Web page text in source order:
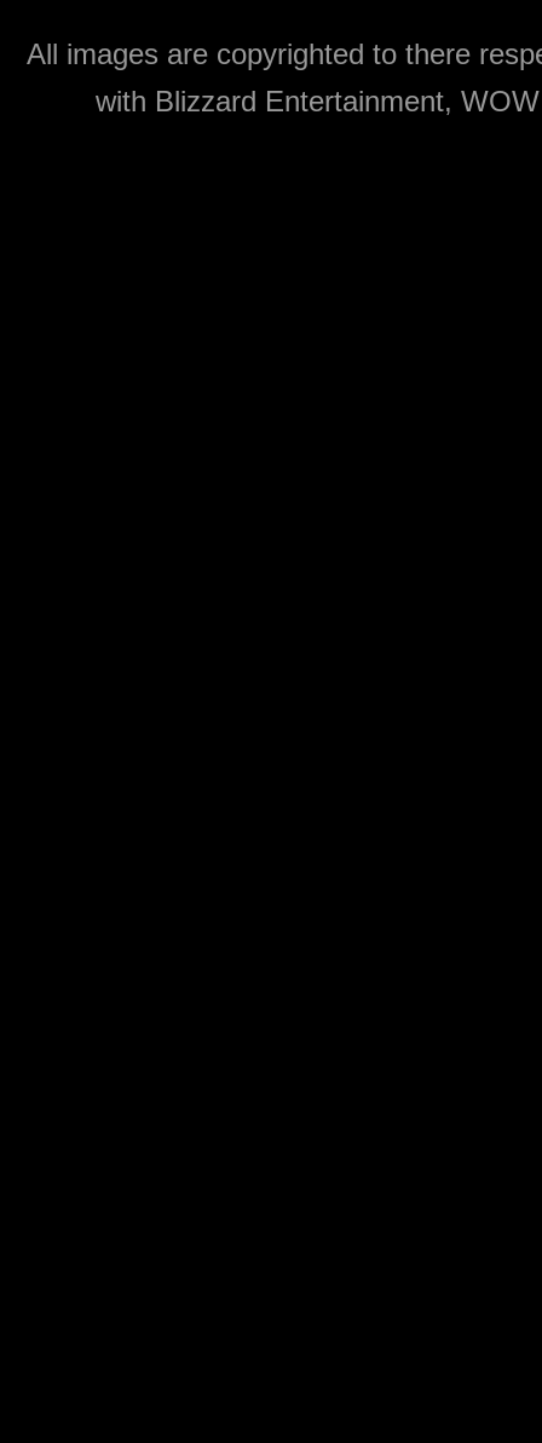
All images are copyrighted to there
with Blizzard Entertainment,